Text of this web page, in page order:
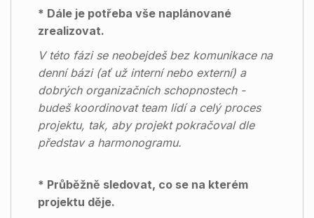
* Dále je potřeba vše naplánované
zrealizovat.
V této fázi se neobejdeš bez komunikace na
denní bázi (ať už interní nebo externí) a
dobrých organizačních schopnostech -
budeš koordinovat team lidí a celý proces
projektu, tak, aby projekt pokračoval dle
představ a harmonogramu.
* Průběžně sledovat, co se na kterém
projektu děje.